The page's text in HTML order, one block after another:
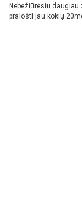
Nebežiūrėsiu
pralošti jau kokių